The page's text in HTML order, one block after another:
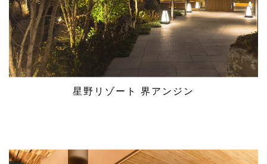
星野リゾート 界アンジン